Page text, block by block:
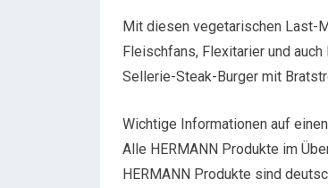
Mit diesen vegetarischen Last-
Fleischfans, Flexitarier und
Sellerie-Steak-Burger mit
Wichtige Informationen auf
Alle HERMANN Produkte im
HERMANN Produkte sind